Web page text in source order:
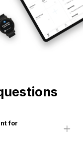
for